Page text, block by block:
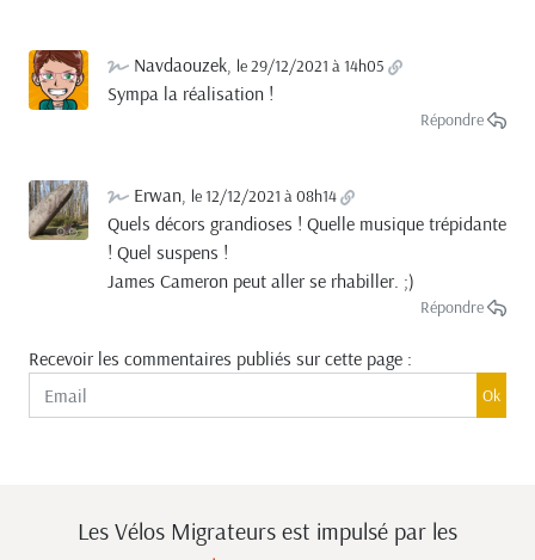
Navdaouzek, le 29/12/2021 à 14h05
Sympa la réalisation !
Répondre
Erwan, le 12/12/2021 à 08h14
Quels décors grandioses ! Quelle musique trépidante
! Quel suspens !
James Cameron peut aller se rhabiller. ;)
Répondre
Recevoir les commentaires publiés sur cette page :
Ok
Les Vélos Migrateurs est impulsé par les